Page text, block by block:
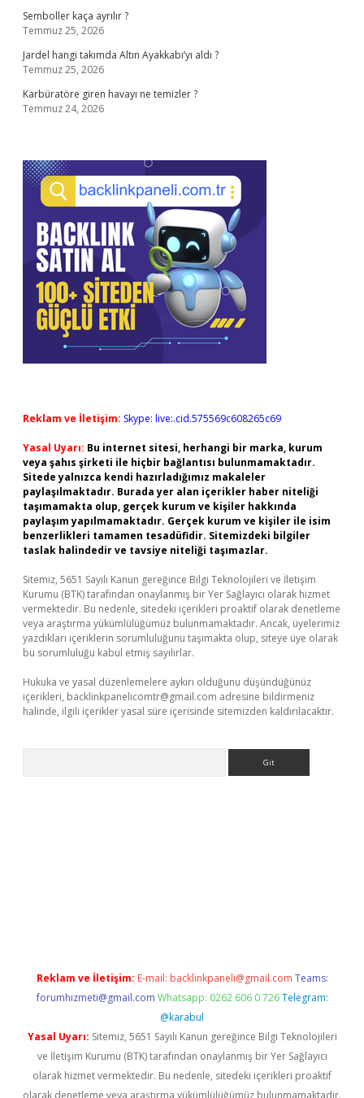
Semboller kaça ayrılır ?
Temmuz 25, 2026
Jardel hangi takımda Altın Ayakkabı’yı aldı ?
Temmuz 25, 2026
Karbüratöre giren havayı ne temizler ?
Temmuz 24, 2026
Reklam ve İletişim: Skype: live:.cid.575569c608265c69
Yasal Uyarı: Bu internet sitesi, herhangi bir marka, kurum
veya şahıs şirketi ile hiçbir bağlantısı bulunmamaktadır.
Sitede yalnızca kendi hazırladığımız makaleler
paylaşılmaktadır. Burada yer alan içerikler haber niteliği
taşımamakta olup, gerçek kurum ve kişiler hakkında
paylaşım yapılmamaktadır. Gerçek kurum ve kişiler ile isim
benzerlikleri tamamen tesadüfidir. Sitemizdeki bilgiler
taslak halindedir ve tavsiye niteliği taşımazlar.
Sitemiz, 5651 Sayılı Kanun gereğince Bilgi Teknolojileri ve İletişim
Kurumu (BTK) tarafından onaylanmış bir Yer Sağlayıcı olarak hizmet
vermektedir. Bu nedenle, sitedeki içerikleri proaktif olarak denetleme
veya araştırma yükümlülüğümüz bulunmamaktadır. Ancak, üyelerimiz
yazdıkları içeriklerin sorumluluğunu taşımakta olup, siteye üye olarak
bu sorumluluğu kabul etmiş sayılırlar.
Hukuka ve yasal düzenlemelere aykırı olduğunu düşündüğünüz
içerikleri, backlinkpanelicomtr@gmail.com adresine bildirmeniz
halinde, ilgili içerikler yasal süre içerisinde sitemizden kaldırılacaktır.
Reklam ve İletişim: E-mail: backlinkpaneli@gmail.com Teams:
forumhizmeti@gmail.com Whatsapp: 0262 606 0 726 Telegram:
@karabul
Yasal Uyarı: Sitemiz, 5651 Sayılı Kanun gereğince Bilgi Teknolojileri
ve İletişim Kurumu (BTK) tarafından onaylanmış bir Yer Sağlayıcı
olarak hizmet vermektedir. Bu nedenle, sitedeki içerikleri proaktif
olarak denetleme veya araştırma yükümlülüğümüz bulunmamaktadır.